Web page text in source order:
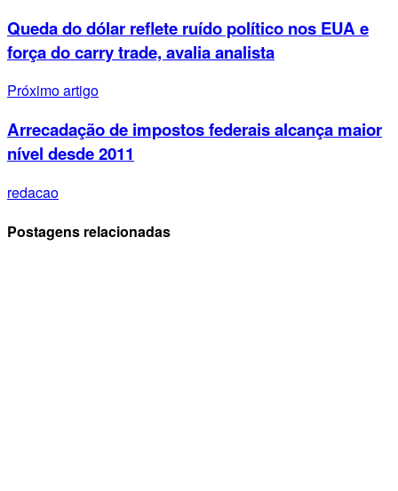
Queda do dólar reflete ruído político nos EUA e
força do carry trade, avalia analista
Próximo artigo
Arrecadação de impostos federais alcança maior
nível desde 2011
redacao
Postagens relacionadas